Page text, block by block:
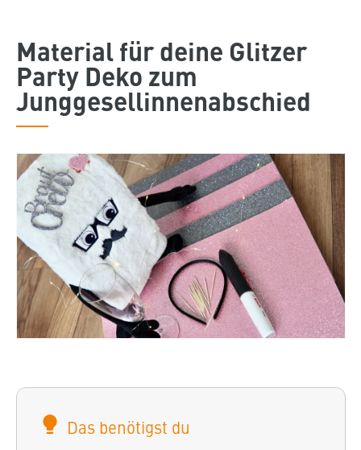
Material für deine Glitzer
Party Deko zum
Junggesellinnenabschied
Das benötigst du